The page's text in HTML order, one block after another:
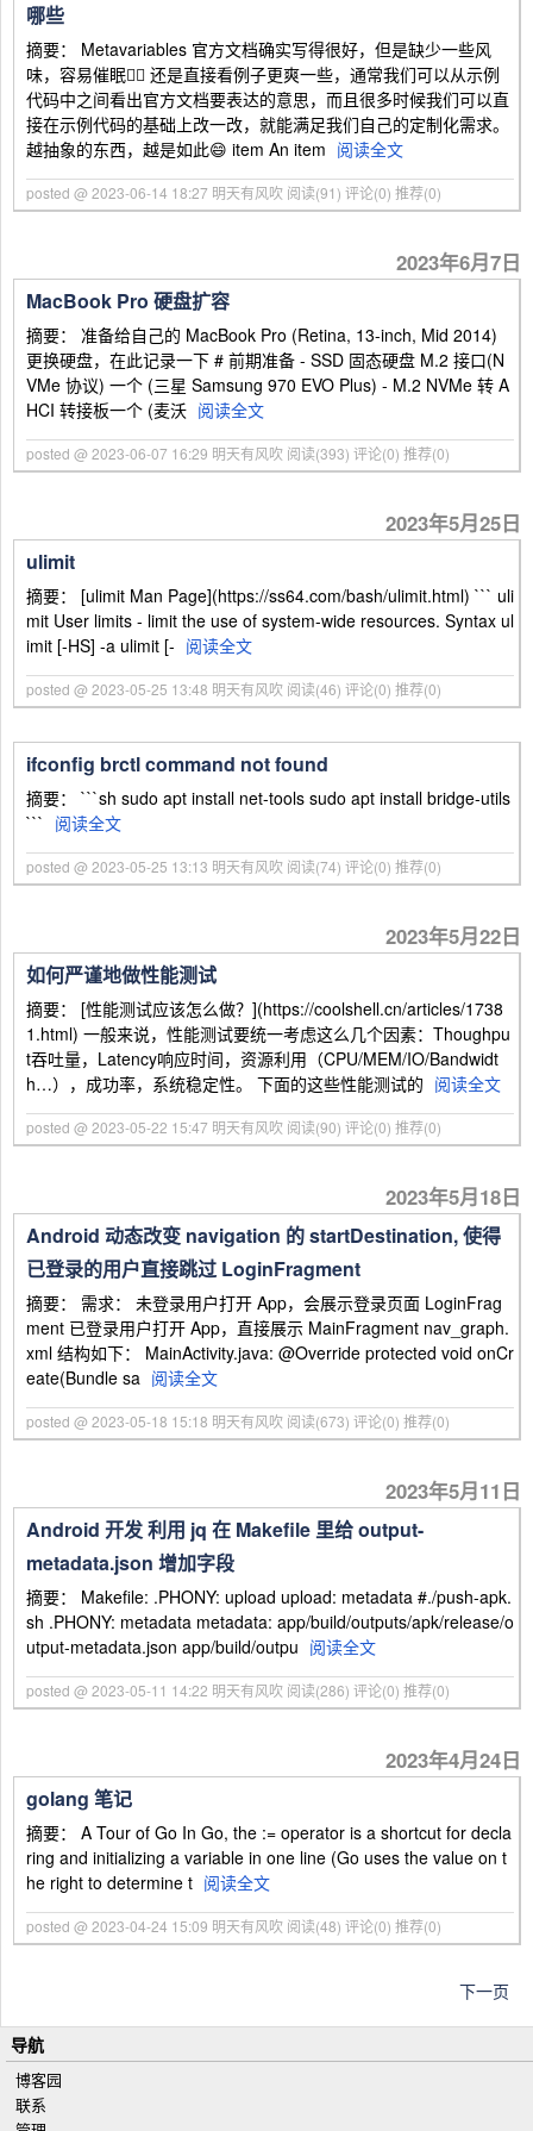
哪些
摘要： Metavariables 官方文档确实写得很好，但是缺少一些风
味，容易催眠😵‍💫 还是直接看例子更爽一些，通常我们可以从示例
代码中之间看出官方文档要表达的意思，而且很多时候我们可以直
接在示例代码的基础上改一改，就能满足我们自己的定制化需求。
越抽象的东西，越是如此😄 item An item 阅读全文
posted @ 2023-06-14 18:27 明天有风吹 阅读(91) 评论(0) 推荐(0)
2023年6月7日
MacBook Pro 硬盘扩容
摘要： 准备给自己的 MacBook Pro (Retina, 13-inch, Mid 2014)
更换硬盘，在此记录一下 # 前期准备 - SSD 固态硬盘 M.2 接口(N
VMe 协议) 一个 (三星 Samsung 970 EVO Plus) - M.2 NVMe 转 A
HCI 转接板一个 (麦沃 阅读全文
posted @ 2023-06-07 16:29 明天有风吹 阅读(393) 评论(0) 推荐(0)
2023年5月25日
ulimit
摘要： [ulimit Man Page](https://ss64.com/bash/ulimit.html) ``` uli
mit User limits - limit the use of system-wide resources. Syntax ul
imit [-HS] -a ulimit [- 阅读全文
posted @ 2023-05-25 13:48 明天有风吹 阅读(46) 评论(0) 推荐(0)
ifconfig brctl command not found
摘要： ```sh sudo apt install net-tools sudo apt install bridge-utils
``` 阅读全文
posted @ 2023-05-25 13:13 明天有风吹 阅读(74) 评论(0) 推荐(0)
2023年5月22日
如何严谨地做性能测试
摘要： [性能测试应该怎么做？](https://coolshell.cn/articles/1738
1.html) 一般来说，性能测试要统一考虑这么几个因素：Thoughpu
t吞吐量，Latency响应时间，资源利用（CPU/MEM/IO/Bandwidt
h…），成功率，系统稳定性。 下面的这些性能测试的 阅读全文
posted @ 2023-05-22 15:47 明天有风吹 阅读(90) 评论(0) 推荐(0)
2023年5月18日
Android 动态改变 navigation 的 startDestination, 使得
已登录的用户直接跳过 LoginFragment
摘要： 需求： 未登录用户打开 App，会展示登录页面 LoginFrag
ment 已登录用户打开 App，直接展示 MainFragment nav_graph.
xml 结构如下： MainActivity.java: @Override protected void onCr
eate(Bundle sa 阅读全文
posted @ 2023-05-18 15:18 明天有风吹 阅读(673) 评论(0) 推荐(0)
2023年5月11日
Android 开发 利用 jq 在 Makefile 里给 output-
metadata.json 增加字段
摘要： Makefile: .PHONY: upload upload: metadata #./push-apk.
sh .PHONY: metadata metadata: app/build/outputs/apk/release/o
utput-metadata.json app/build/outpu 阅读全文
posted @ 2023-05-11 14:22 明天有风吹 阅读(286) 评论(0) 推荐(0)
2023年4月24日
golang 笔记
摘要： A Tour of Go In Go, the := operator is a shortcut for decla
ring and initializing a variable in one line (Go uses the value on t
he right to determine t 阅读全文
posted @ 2023-04-24 15:09 明天有风吹 阅读(48) 评论(0) 推荐(0)
下一页
导航
博客园
联系